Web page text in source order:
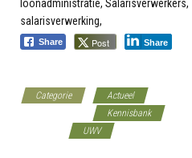
Share Post Share
Categorie
Actueel
Kennisbank
UWV